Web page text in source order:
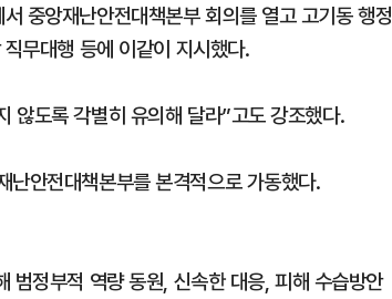
중앙재난안전대책본부 회의를 열고 고기동 행정
무대행 등에 이같이 지시했다.
않도록 각별히 유의해 달라”고도 강조했다.
안전대책본부를 본격적으로 가동했다.
범정부적 역량 동원, 신속한 대응, 피해 수습방안